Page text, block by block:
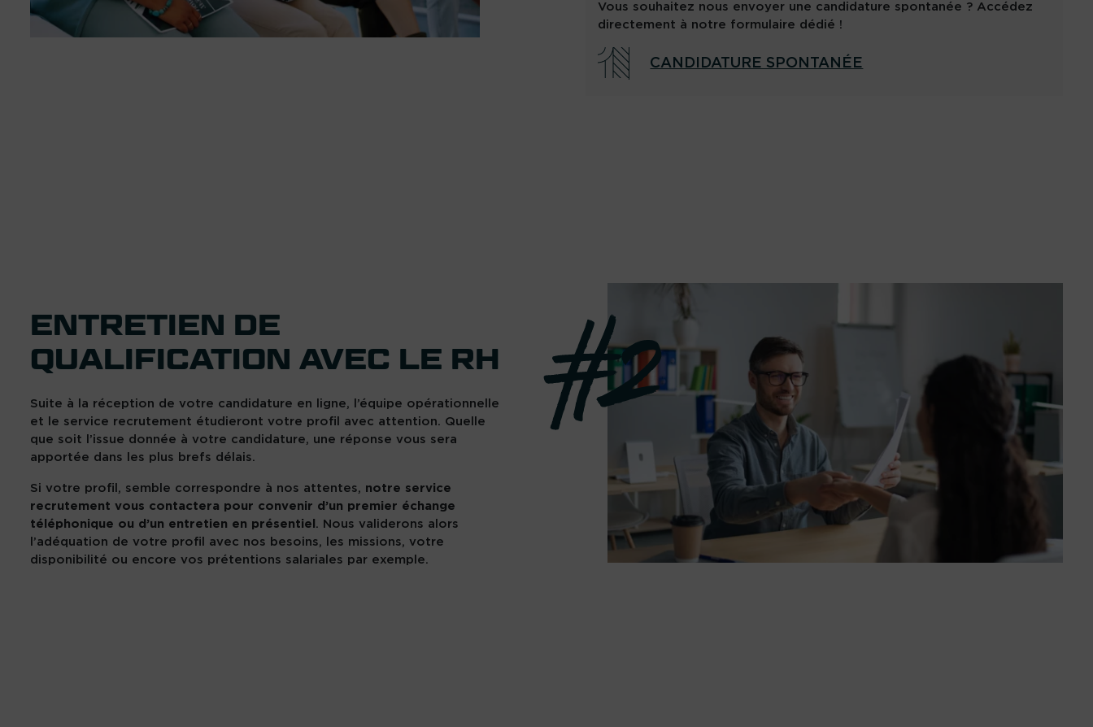
Vous souhaitez nous envoyer une candidature spontanée ? Accédez
directement à notre formulaire dédié !
CANDIDATURE SPONTANÉE
ENTRETIEN DE
QUALIFICATION AVEC LE RH
Suite à la réception de votre candidature en ligne, l’équipe opérationnelle
et le service recrutement étudieront votre profil avec attention. Quelle
que soit l’issue donnée à votre candidature, une réponse vous sera
apportée dans les plus brefs délais.
Si votre profil, semble correspondre à nos attentes, notre service
recrutement vous contactera pour convenir d’un premier échange
téléphonique ou d’un entretien en présentiel . Nous validerons alors
l’adéquation de votre profil avec nos besoins, les missions, votre
disponibilité ou encore vos prétentions salariales par exemple.